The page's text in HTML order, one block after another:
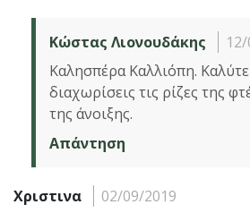
Κώστας Λιονουδάκης
Καλησπέρα Καλλιόπη.
διαχωρίσεις τις ρίζες της
της άνοιξης.
Απάντηση
Χριστινα
02/09/2019